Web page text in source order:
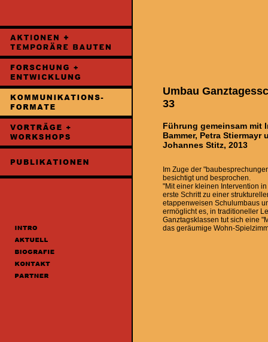
Umbau
33
Führung gemeinsam mit
Bammer, Petra Stiermayr
Johannes Stitz, 2013
Im Zuge der
besichtigt und besprochen.
"Mit einer kleinen Intervention
erste Schritt zu einer
etappenweisen Schulumbaus
ermöglicht es, in traditioneller
Ganztagsklassen tut sich eine
das geräumige Wohn-